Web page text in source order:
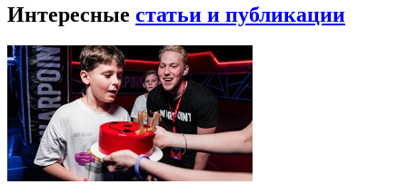
Интересные статьи и публикации